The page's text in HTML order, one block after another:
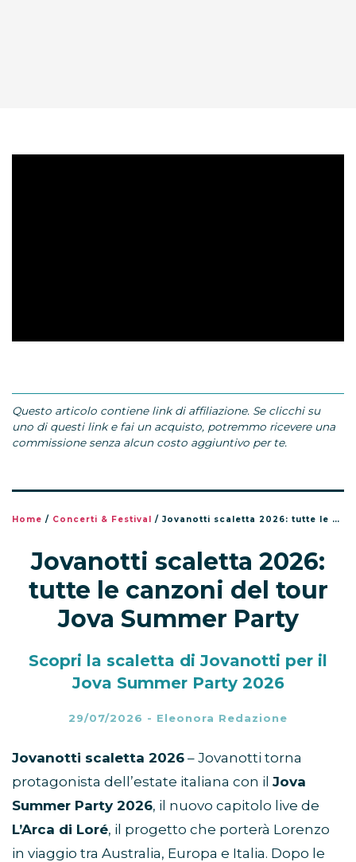
Questo articolo contiene link di affiliazione. Se clicchi su
uno di questi link e fai un acquisto, potremmo ricevere una
commissione senza alcun costo aggiuntivo per te.
Home / Concerti & Festival / Jovanotti scaletta 2026: tutte le canzoni del tour Jova Summer Party
Jovanotti scaletta 2026:
tutte le canzoni del tour
Jova Summer Party
Scopri la scaletta di Jovanotti per il
Jova Summer Party 2026
29/07/2026 - Eleonora Redazione
Jovanotti scaletta 2026 – Jovanotti torna
protagonista dell’estate italiana con il Jova
Summer Party 2026, il nuovo capitolo live de
L’Arca di Loré, il progetto che porterà Lorenzo
in viaggio tra Australia, Europa e Italia. Dopo le